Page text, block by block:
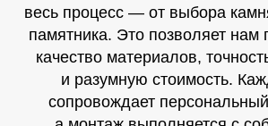
весь процесс — от выбора
памятника. Это позволяет нам
качество материалов,
и разумную стоимость.
сопровождает